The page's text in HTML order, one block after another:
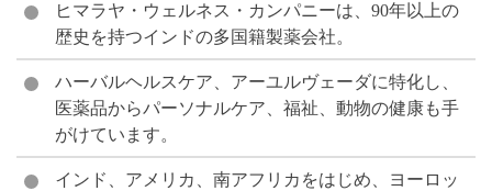
ヒマラヤ・ウェルネス・カンパニーは、90年以上の
歴史を持つインドの多国籍製薬会社。
ハーバルヘルスケア、アーユルヴェーダに特化し、
医薬品からパーソナルケア、福祉、動物の健康も手
がけています。
インド、アメリカ、南アフリカをはじめ、ヨーロッ